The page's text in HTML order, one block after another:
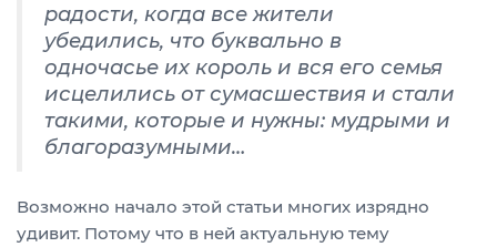
радости, когда все жители
убедились, что буквально в
одночасье их король и вся его семья
исцелились от сумасшествия и стали
такими, которые и нужны: мудрыми и
благоразумными…
Возможно начало этой статьи многих изрядно
удивит. Потому что в ней актуальную тему